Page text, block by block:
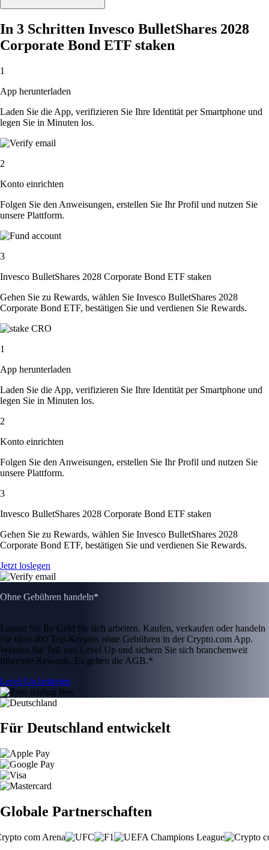
In 3 Schritten Invesco BulletShares 2028
Corporate Bond ETF staken
1
App herunterladen
Laden Sie die App, verifizieren Sie Ihre Identität per Smartphone und
legen Sie in Minuten los.
2
Konto einrichten
Folgen Sie den Anweisungen, erstellen Sie Ihr Profil und nutzen Sie
unsere Plattform.
3
Invesco BulletShares 2028 Corporate Bond ETF staken
Gehen Sie zu Rewards, wählen Sie Invesco BulletShares 2028
Corporate Bond ETF, bestätigen Sie und verdienen Sie Rewards.
1
App herunterladen
Laden Sie die App, verifizieren Sie Ihre Identität per Smartphone und
legen Sie in Minuten los.
2
Konto einrichten
Folgen Sie den Anweisungen, erstellen Sie Ihr Profil und nutzen Sie
unsere Plattform.
3
Invesco BulletShares 2028 Corporate Bond ETF staken
Gehen Sie zu Rewards, wählen Sie Invesco BulletShares 2028
Corporate Bond ETF, bestätigen Sie und verdienen Sie Rewards.
Jetzt loslegen
Ohne Gebühren handeln*
Lassen Sie Ihr Geld für sich arbeiten. Kaufen, verkaufen oder handeln
Sie über 400 Top-Kryptos ohne Gebühren in der Crypto.com App.
Werden Sie Teil von Level Up und sichern Sie sich branchenweit
führende Rewards. Es gelten die AGB.*
Level Up beitreten
Für Deutschland entwickelt
Globale Partnerschaften